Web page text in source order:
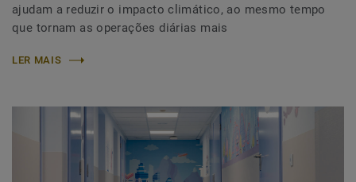
ajudam a reduzir o impacto climático, ao mesmo tempo
que tornam as operações diárias mais
LER MAIS